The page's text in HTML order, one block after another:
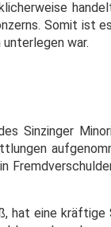
Somit ist
war.
Sinzinger
eine kräftige